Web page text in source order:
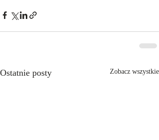
Ostatnie posty Zobacz wszystkie